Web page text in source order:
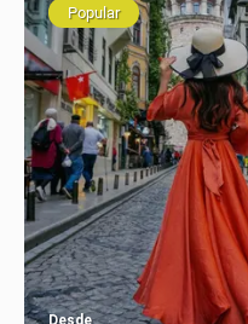
Popular
Desde